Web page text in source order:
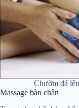
Chườm đá
Massage bàn chân